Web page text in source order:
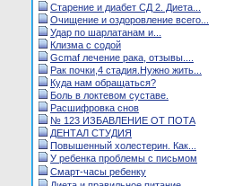
Старение и диабет СД 2. Диета...
Очищение и оздоровление всего...
Удар по шарлатанам и...
Клизма с содой
Gcmaf лечение рака, отзывы....
Рак почки,4 стадия.Нужно жить...
Куда нам обращаться?
Боль в локтевом суставе.
Расшифровка снов
№ 123 ИЗБАВЛЕНИЕ ОТ ПОТА
ДЕНТАЛ СТУДИЯ
Повышенный холестерин. Как...
У ребенка проблемы с письмом
Смарт-часы ребенку